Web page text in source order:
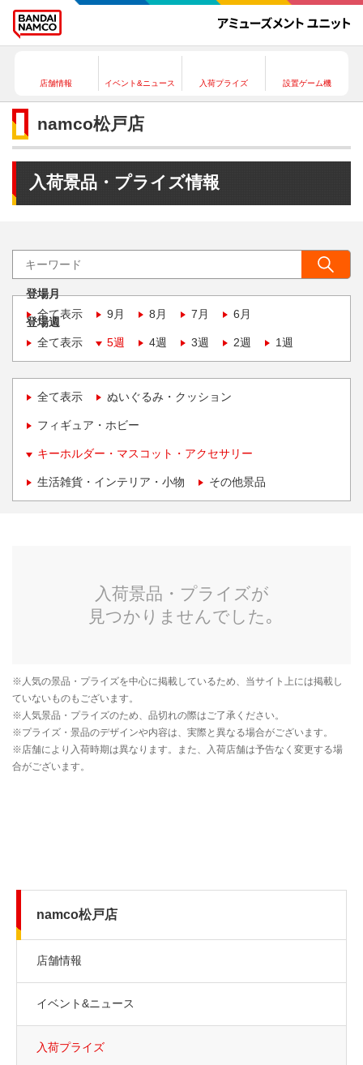
店舗情報 イベント&ニュース 入荷プライズ 設置ゲーム機
namco松戸店
入荷景品・プライズ情報
登場月
全て表示
9月 8月 7月 6月
登場週
全て表示
5週 4週 3週 2週 1週
全て表示 ぬいぐるみ・クッション
フィギュア・ホビー
キーホルダー・マスコット・アクセサリー
生活雑貨・インテリア・小物 その他景品
namco松戸店
店舗情報
イベント&ニュース
入荷プライズ